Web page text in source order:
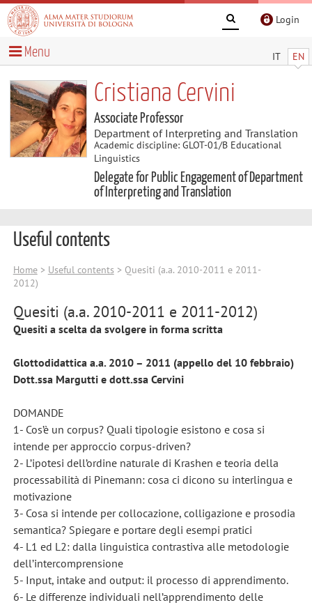
Login
IT EN
Menu
Cristiana Cervini
Associate Professor
Department of Interpreting and Translation
Academic discipline: GLOT-01/B Educational
Linguistics
Delegate for Public Engagement of Department
of Interpreting and Translation
Useful contents
Home> Useful contents > Quesiti (a.a. 2010-2011 e 2011-
2012)
Quesiti (a.a. 2010-2011 e 2011-2012)
Quesiti a scelta da svolgere in forma scritta
Glottodidattica a.a. 2010 – 2011 (appello del 10 febbraio)
Dott.ssa Margutti e dott.ssa Cervini
DOMANDE
1- Cos’è un corpus? Quali tipologie esistono e cosa si
intende per approccio corpus-driven?
2- L’ipotesi dell’ordine naturale di Krashen e teoria della
processabilità di Pinemann: cosa ci dicono su interlingua e
motivazione
3- Cosa si intende per collocazione, colligazione e prosodia
semantica? Spiegare e portare degli esempi pratici
4- L1 ed L2: dalla linguistica contrastiva alle metodologie
dell’intercomprensione
5- Input, intake and output: il processo di apprendimento.
6- Le differenze individuali nell’apprendimento delle